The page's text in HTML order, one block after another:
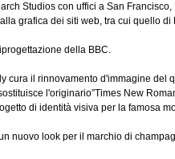
Studios con uffici a San
grafica dei siti web, tra cui quello di
della BBC.
cura il rinnovamento d'immagine del
l'originario”Times New
di identità visiva per la famosa
nuovo look per il marchio di